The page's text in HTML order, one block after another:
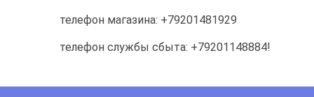
телефон магазина: +79201481929
телефон службы сбыта: +79201148884!